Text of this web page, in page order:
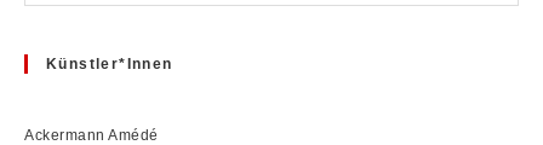
Künstler*innen
Ackermann Amédé